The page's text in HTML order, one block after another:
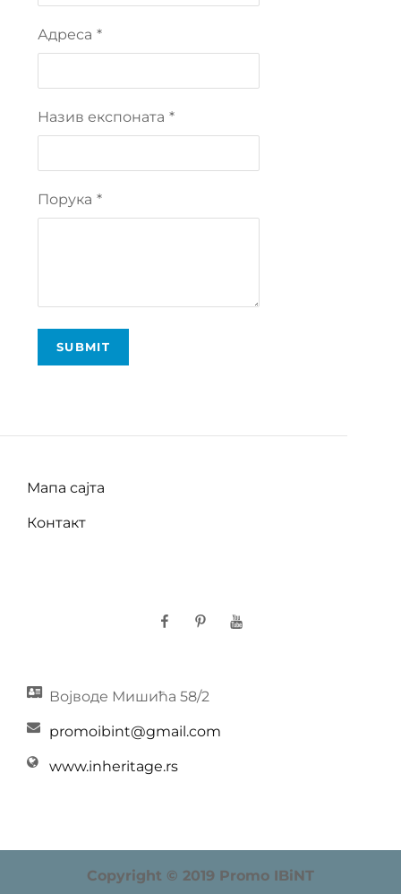
Адреса *
Назив експоната *
Порука *
SUBMIT
Мапа сајта
Контакт
FacebookPinterestYouTube
Војводе Мишића 58/2
promoibint@gmail.com
www.inheritage.rs
Copyright © 2019 Promo IBiNT